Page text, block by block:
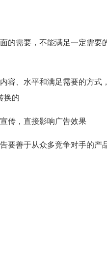
需要，不能满足一定需要
、水平和满足需要的方式
换的
传，直接影响广告效果
善于从众多竞争对手的产